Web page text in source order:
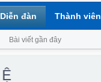
Diễn đàn
Bài viết gần đây
Thành viên